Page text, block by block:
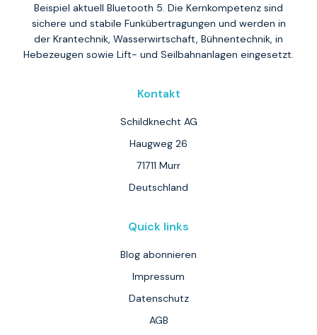
Beispiel aktuell Bluetooth 5. Die Kernkompetenz sind
sichere und stabile Funkübertragungen und werden in
der Krantechnik, Wasserwirtschaft, Bühnentechnik, in
Hebezeugen sowie Lift- und Seilbahnanlagen eingesetzt.
Kontakt
Schildknecht AG
Haugweg 26
71711 Murr
Deutschland
Quick links
Blog abonnieren
Impressum
Datenschutz
AGB